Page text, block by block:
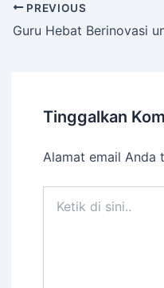
PREVIOUS
Tinggalkan
Alamat email Anda